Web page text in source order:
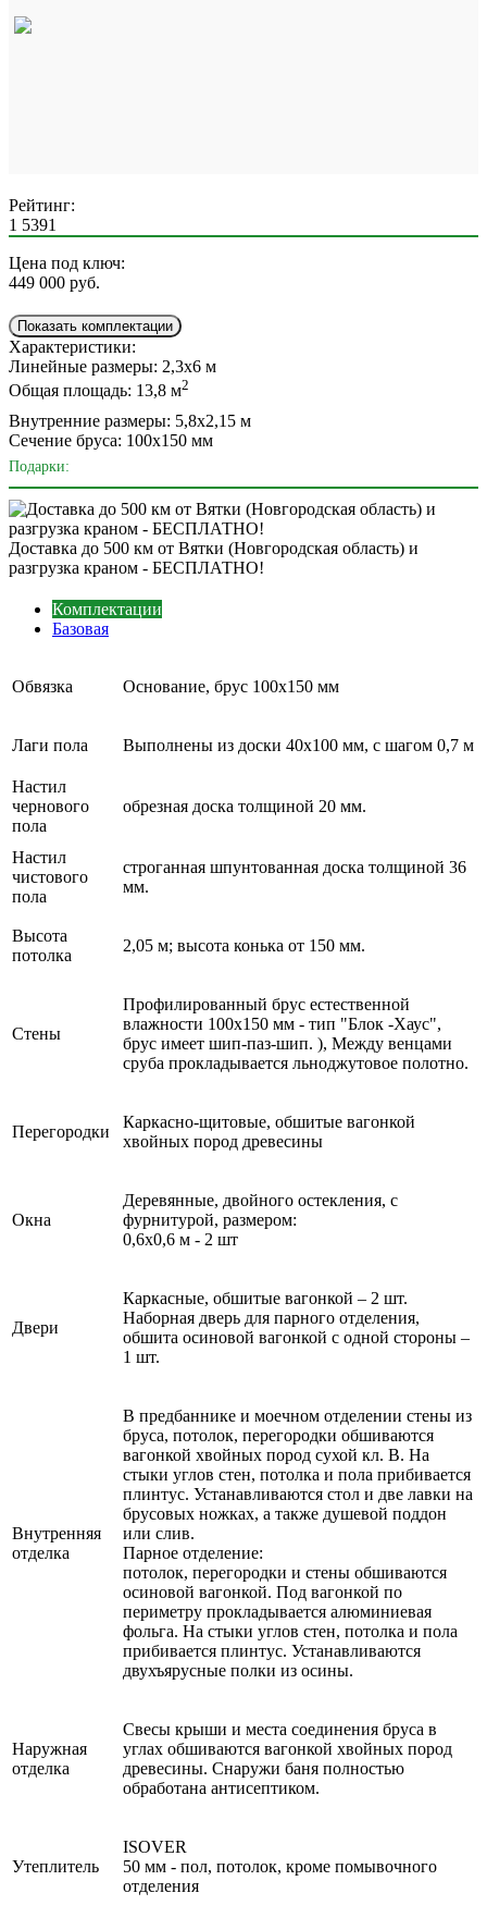
Рейтинг:
1 5391
Цена под ключ:
449 000 руб.
Показать комплектации
Характеристики:
Линейные размеры: 2,3х6 м
Общая площадь: 13,8 м2
Внутренние размеры: 5,8х2,15 м
Сечение бруса: 100х150 мм
Подарки:
Доставка до 500 км от Вятки (Новгородская область) и
разгрузка краном - БЕСПЛАТНО!
Комплектации
Базовая
Обвязка Основание, брус 100х150 мм
Лаги пола Выполнены из доски 40х100 мм, с шагом 0,7 м
Настил
чернового
пола
обрезная доска толщиной 20 мм.
Настил
чистового
пола
строганная шпунтованная доска толщиной 36
мм.
Высота
потолка
2,05 м; высота конька от 150 мм.
Стены
Профилированный брус естественной
влажности 100х150 мм - тип "Блок -Хаус",
брус имеет шип-паз-шип. ), Между венцами
сруба прокладывается льноджутовое полотно.
Перегородки
Каркасно-щитовые, обшитые вагонкой
хвойных пород древесины
Окна
Деревянные, двойного остекления, с
фурнитурой, размером:
0,6х0,6 м - 2 шт
Двери
Каркасные, обшитые вагонкой – 2 шт.
Наборная дверь для парного отделения,
обшита осиновой вагонкой с одной стороны –
1 шт.
Внутренняя
отделка
В предбаннике и моечном отделении стены из
бруса, потолок, перегородки обшиваются
вагонкой хвойных пород сухой кл. В. На
стыки углов стен, потолка и пола прибивается
плинтус. Устанавливаются стол и две лавки на
брусовых ножках, а также душевой поддон
или слив.
Парное отделение:
потолок, перегородки и стены обшиваются
осиновой вагонкой. Под вагонкой по
периметру прокладывается алюминиевая
фольга. На стыки углов стен, потолка и пола
прибивается плинтус. Устанавливаются
двухъярусные полки из осины.
Наружная
отделка
Свесы крыши и места соединения бруса в
углах обшиваются вагонкой хвойных пород
древесины. Снаружи баня полностью
обработана антисептиком.
Утеплитель
ISOVER
50 мм - пол, потолок, кроме помывочного
отделения